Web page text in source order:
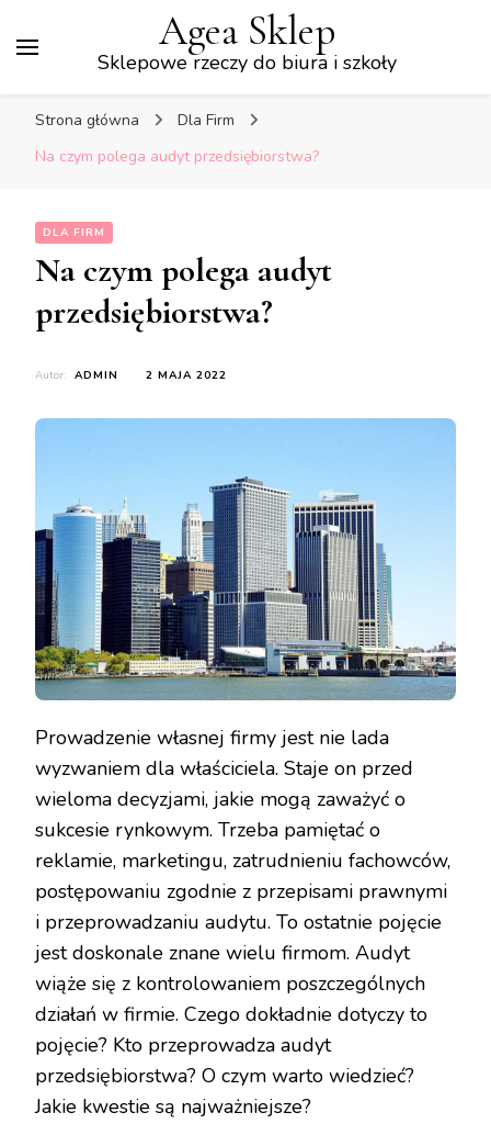
Agea Sklep
Sklepowe rzeczy do biura i szkoły
Strona główna
Dla Firm
Na czym polega audyt przedsiębiorstwa?
DLA FIRM
Na czym polega audyt
przedsiębiorstwa?
Autor: ADMIN 2 MAJA 2022
Prowadzenie własnej firmy jest nie lada
wyzwaniem dla właściciela. Staje on przed
wieloma decyzjami, jakie mogą zaważyć o
sukcesie rynkowym. Trzeba pamiętać o
reklamie, marketingu, zatrudnieniu fachowców,
postępowaniu zgodnie z przepisami prawnymi
i przeprowadzaniu audytu. To ostatnie pojęcie
jest doskonale znane wielu firmom. Audyt
wiąże się z kontrolowaniem poszczególnych
działań w firmie. Czego dokładnie dotyczy to
pojęcie? Kto przeprowadza audyt
przedsiębiorstwa? O czym warto wiedzieć?
Jakie kwestie są najważniejsze?